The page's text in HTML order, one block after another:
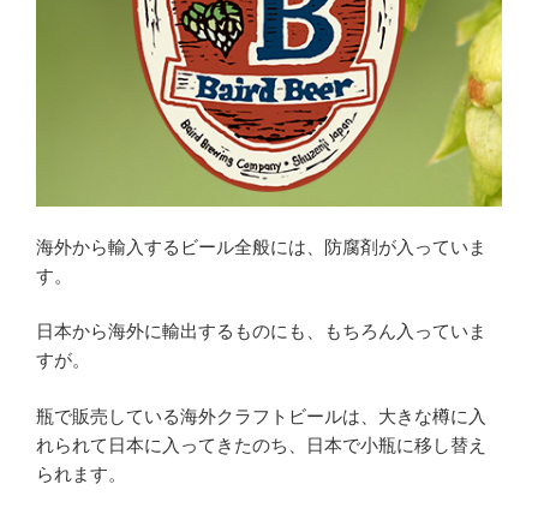
海外から輸入するビール全般には、防腐剤が入っていま
す。
日本から海外に輸出するものにも、もちろん入っていま
すが。
瓶で販売している海外クラフトビールは、大きな樽に入
れられて日本に入ってきたのち、日本で小瓶に移し替え
られます。